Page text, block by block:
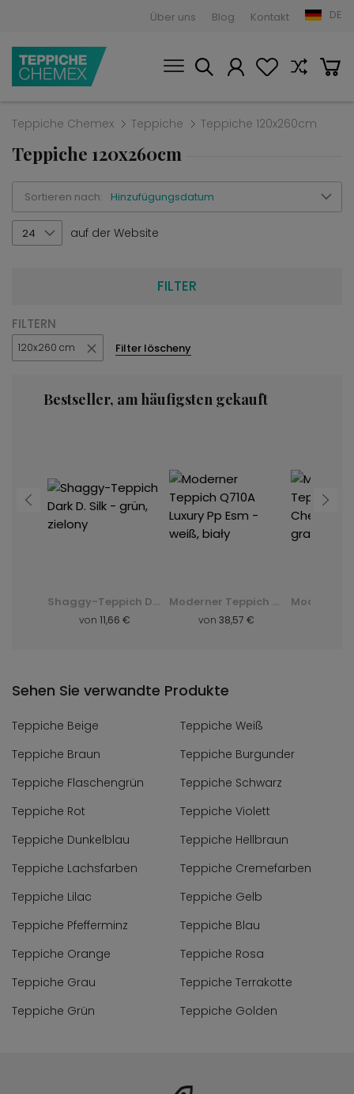
Über uns Blog Kontakt DE
Teppiche Chemex Teppiche Teppiche 120x260cm
Teppiche 120x260cm
Sortieren nach: Hinzufügungsdatum
24 auf der Website
FILTER
FILTERN
120x260 cm Filter löscheny
Bestseller, am häufigsten gekauft
Shaggy-Teppich Dark D. Silk - grün, zielony
von 11,66 €
Moderner Teppich Q710A Luxury Pp Esm - weiß, biały
von 38,57 €
Sehen Sie verwandte Produkte
Teppiche Beige
Teppiche Weiß
Teppiche Braun
Teppiche Burgunder
Teppiche Flaschengrün
Teppiche Schwarz
Teppiche Rot
Teppiche Violett
Teppiche Dunkelblau
Teppiche Hellbraun
Teppiche Lachsfarben
Teppiche Cremefarben
Teppiche Lilac
Teppiche Gelb
Teppiche Pfefferminz
Teppiche Blau
Teppiche Orange
Teppiche Rosa
Teppiche Grau
Teppiche Terrakotte
Teppiche Grün
Teppiche Golden